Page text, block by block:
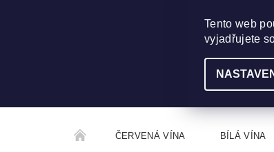
ČERVENÁ VÍNA BÍLÁ VÍNA
Tento web
vyjadřujete